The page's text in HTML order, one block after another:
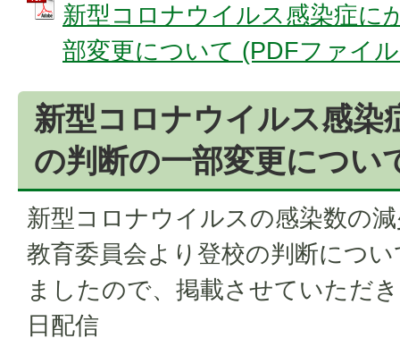
新型コロナウイルス感染症に
部変更について (PDFファイ
新型コロナウイルス感染
の判断の一部変更につい
新型コロナウイルスの感染数の
教育委員会より登校の判断につ
ましたので、掲載させていただ
日配信